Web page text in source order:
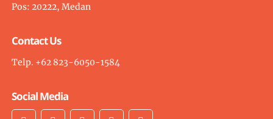
Pos: 20222, Medan
Contact Us
Telp. +62 823-6050-1584
Social Media